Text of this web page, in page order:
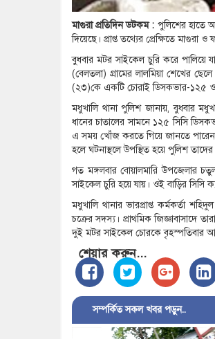
মাগুরা প্রতিদিন ডটকম : পুলিশের হাতে
দিয়েছে। প্রাপ্ত তথ্যের প্রেক্ষিতে
বুধবার মটর সাইকেল চুরি করে পালিয়ে
(বেলতলা) গ্রামের লালমিয়া শেখের
(২৩)কে একটি চোরাই ডিসকভার-১২৫
মধুখালি থানা পুলিশ জানায়, বুধবার
ধানের চাতালের সামনে ১২৫ সিসি
এ সময় খোঁজ করতে গিয়ে জানতে পারেন
হলে ঘটনাস্থলে উপস্থিত হয়ে পুলিশ
গত মঙ্গলবার বোয়ালমারি উপজেলার
সাইকেল চুরি হয়ে যায়। ওই বাড়ির
মধুখালি থানার ভারপ্রাপ্ত কর্মকর্তা
চক্রের সদস্য। প্রাথমিক জিজ্ঞাবাসাদে
দুই মটর সাইকেল চোরকে বৃহস্পতিবার
শেয়ার করুন...
সম্পর্কিত সকল খবর পড়ুন..